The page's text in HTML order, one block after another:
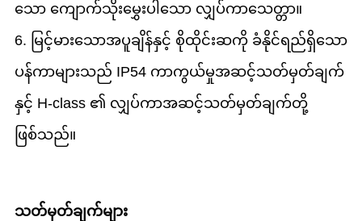
သော ကျောက်သိုးမွှေးပါသော လျှပ်ကာသေတ္တာ။
6. မြင့်မားသောအပူချိန်နှင့် စိုထိုင်းဆကို ခံနိုင်ရည်ရှိသော
ပန်ကာများသည် IP54 ကာကွယ်မှုအဆင့်သတ်မှတ်ချက်
နှင့် H-class ၏ လျှပ်ကာအဆင့်သတ်မှတ်ချက်တို့
ဖြစ်သည်။
သတ်မှတ်ချက်များ